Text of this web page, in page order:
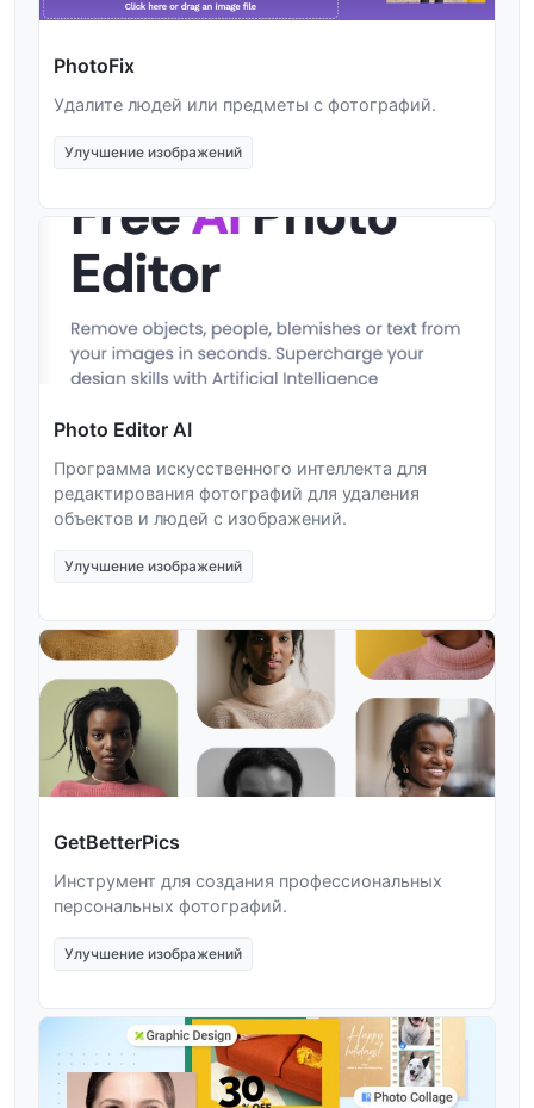
PhotoFix
Удалите людей или предметы с фотографий.
Улучшение изображений
Photo Editor AI
Программа искусственного интеллекта для
редактирования фотографий для удаления
объектов и людей с изображений.
Улучшение изображений
GetBetterPics
Инструмент для создания профессиональных
персональных фотографий.
Улучшение изображений